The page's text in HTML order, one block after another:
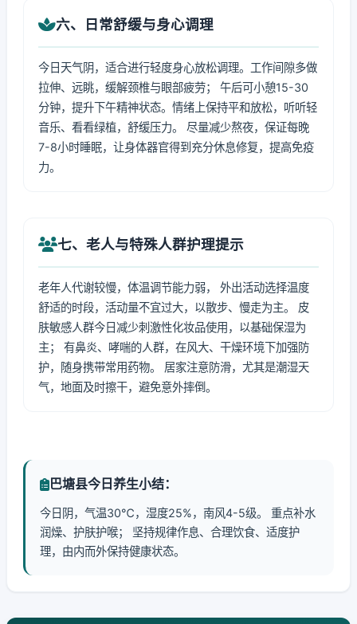
六、日常舒缓与身心调理
今日天气阴，适合进行轻度身心放松调理。工作间隙多做
拉伸、远眺，缓解颈椎与眼部疲劳； 午后可小憩15-30
分钟，提升下午精神状态。情绪上保持平和放松，听听轻
音乐、看看绿植，舒缓压力。 尽量减少熬夜，保证每晚
7-8小时睡眠，让身体器官得到充分休息修复，提高免疫
力。
七、老人与特殊人群护理提示
老年人代谢较慢，体温调节能力弱， 外出活动选择温度
舒适的时段，活动量不宜过大，以散步、慢走为主。 皮
肤敏感人群今日减少刺激性化妆品使用，以基础保湿为
主； 有鼻炎、哮喘的人群，在风大、干燥环境下加强防
护，随身携带常用药物。 居家注意防滑，尤其是潮湿天
气，地面及时擦干，避免意外摔倒。
巴塘县今日养生小结：
今日阴，气温30℃，湿度25%，南风4-5级。 重点补水
润燥、护肤护喉； 坚持规律作息、合理饮食、适度护
理，由内而外保持健康状态。